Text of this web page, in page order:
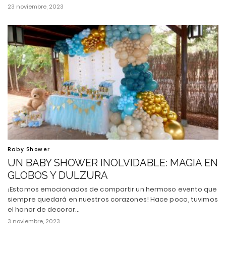
23 noviembre, 2023
Baby Shower
UN BABY SHOWER INOLVIDABLE: MAGIA EN
GLOBOS Y DULZURA
¡Estamos emocionados de compartir un hermoso evento que
siempre quedará en nuestros corazones! Hace poco, tuvimos
el honor de decorar…
3 noviembre, 2023